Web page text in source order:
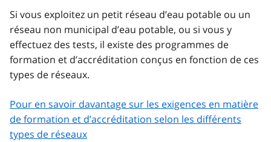
Si vous exploitez un petit réseau d’eau potable ou un
réseau non municipal d’eau potable, ou si vous y
effectuez des tests, il existe des programmes de
formation et d’accréditation conçus en fonction de ces
types de réseaux.
Pour en savoir davantage sur les exigences en matière
de formation et d’accréditation selon les différents
types de réseaux